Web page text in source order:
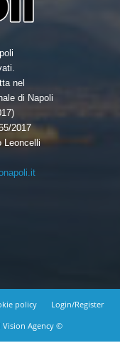
nel
di Napoli
2017
Leoncelli
policy
Login/Register
Vision Agency ©